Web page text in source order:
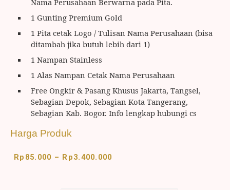
Nama Perusahaan Berwarna pada Pita.
1 Gunting Premium Gold
1 Pita cetak Logo / Tulisan Nama Perusahaan (bisa
ditambah jika butuh lebih dari 1)
1 Nampan Stainless
1 Alas Nampan Cetak Nama Perusahaan
Free Ongkir & Pasang Khusus Jakarta, Tangsel,
Sebagian Depok, Sebagian Kota Tangerang,
Sebagian Kab. Bogor. Info lengkap hubungi cs
Harga Produk
Rp 85.000 – Rp3.400.000